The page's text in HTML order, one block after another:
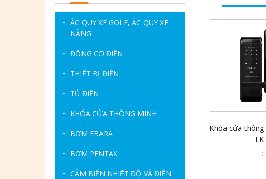
• ẮC QUY XE GOLF, ẮC QUY XE
NÂNG
• ĐỘNG CƠ ĐIỆN
• THIẾT BỊ ĐIỆN
• TỦ ĐIỆN
• KHÓA CỬA THÔNG MINH
• BƠM EBARA
• BƠM PENTAX
• CẢM BIẾN NHIỆT ĐỘ VÀ ĐIỆN
Khóa cửa